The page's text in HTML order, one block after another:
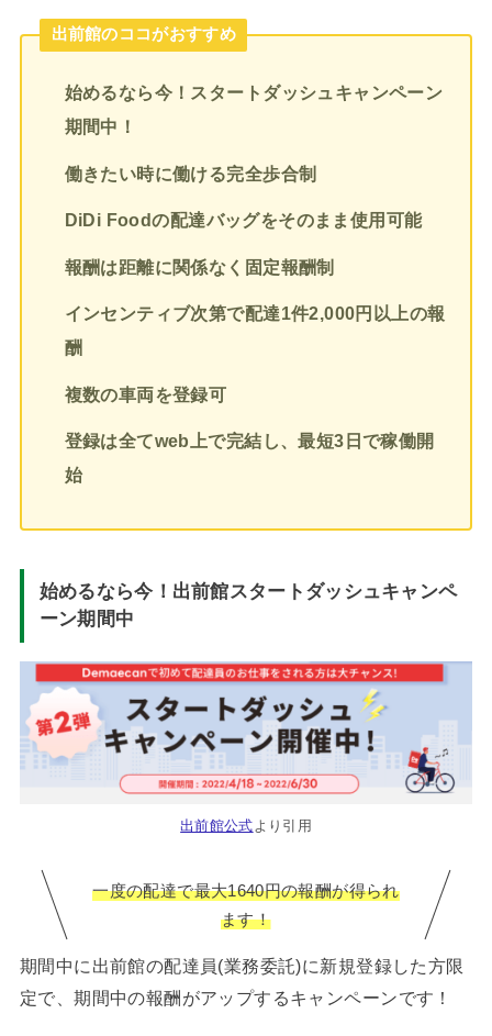
出前館のココがおすすめ
始めるなら今！スタートダッシュキャンペーン
期間中！
働きたい時に働ける完全歩合制
DiDi Foodの配達バッグをそのまま使用可能
報酬は距離に関係なく固定報酬制
インセンティブ次第で配達1件2,000円以上の報
酬
複数の車両を登録可
登録は全てweb上で完結し、最短3日で稼働開
始
始めるなら今！出前館スタートダッシュキャンペ
ーン期間中
出前館公式 より引用
一度の配達で最大1640円の報酬が得られ
ます！
期間中に出前館の配達員(業務委託)に新規登録した方限
定で、期間中の報酬がアップするキャンペーンです！